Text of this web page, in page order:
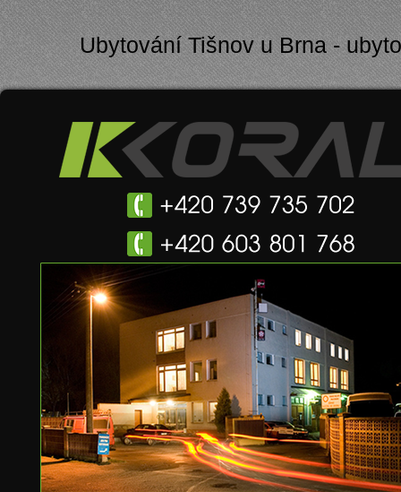
Ubytování Tišnov u Brna -